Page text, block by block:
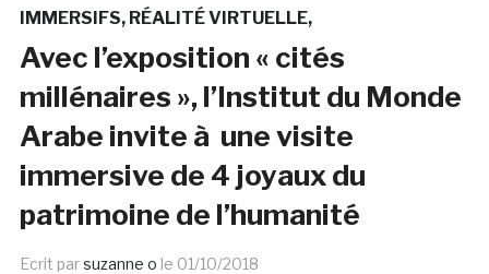
IMMERSIFS RÉALITÉ VIRTUELLE
Avec l’exposition « cités
millénaires », l’Institut du Monde
Arabe invite à une visite
immersive de 4 joyaux du
patrimoine de l’humanité
Ecrit parsuzanne o le 01/10/2018